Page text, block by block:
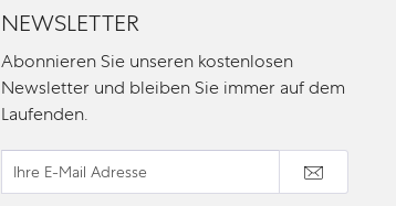
NEWSLETTER
Abonnieren Sie unseren kostenlosen
Newsletter und bleiben Sie immer auf dem
Laufenden.